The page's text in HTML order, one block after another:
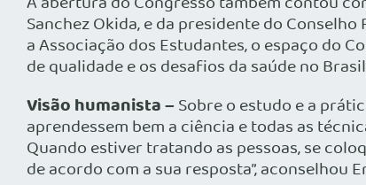
Sanchez Okida, e da presidente do
a Associação dos Estudantes, o espaço do
de qualidade e os desafios da saúde no
Visão humanista –Sobre o estudo e a
aprendessem bem a ciência e todas as
Quando estiver tratando as pessoas, se
de acordo com a sua resposta”, aconselhou